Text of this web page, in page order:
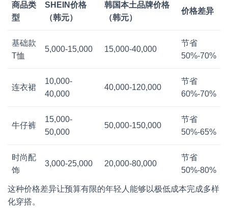
商品类
型
SHEIN价格
（韩元）
韩国本土品牌价格
（韩元）
价格差异
基础款
T恤
5,000-15,000 15,000-40,000
节省
50%-70%
连衣裙
10,000-
40,000
40,000-120,000
节省
60%-70%
牛仔裤
15,000-
50,000
50,000-150,000
节省
50%-65%
时尚配
饰
3,000-25,000 20,000-80,000
节省
50%-80%
这种价格差异让预算有限的年轻人能够以极低成本完成多样
化穿搭。